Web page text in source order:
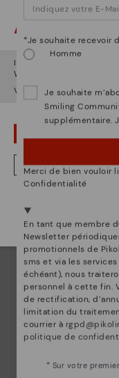
Découvrez suite
entretenir vos
restent aussi belles
Attention !
Il semble que vous êtes
Web de
Voulez-vous aller sur le
NON, JE VEUX
*Je souhaite recevoir
Homme
Je souhaite
Smiling
supplémentaire.
Merci de bien vouloir
Confidentialité
En tant que membre
Newsletter
promotionnels de
sms et via les
échéant), nous
personnel à cette fin.
de rectification,
limitation du
courrier à
politique de
* Sur votre